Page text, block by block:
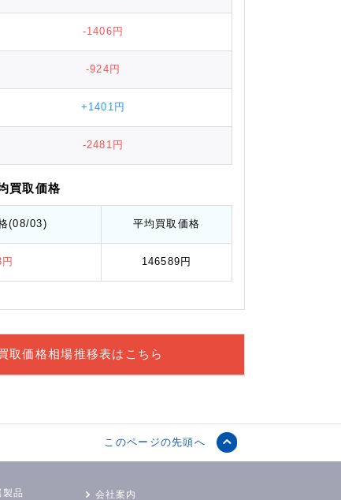
-1406円
-924円
+1401円
-2481円
買取価格
(08/03) 平均 買取価格
146589円
取価格相場推移表はこちら
このページの先頭へ
品
会社案内